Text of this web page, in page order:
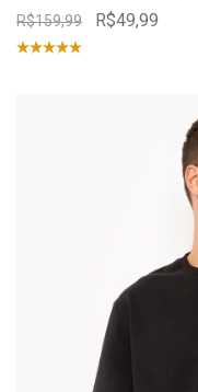
R$159,99 R$49,99